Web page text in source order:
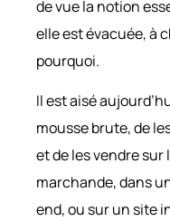
de vue la notion
elle est évacuée, à
pourquoi.
Il est aisé
mousse brute, de
et de les vendre
marchande, dans
end, ou sur un site